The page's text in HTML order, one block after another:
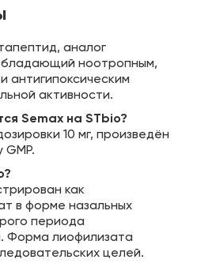
аналог
ноотропным,
антигипоксическим
активности.
Semax на STbio?
10 мг, произведён
как
в форме назальных
периода
Форма лиофилизата
целей.